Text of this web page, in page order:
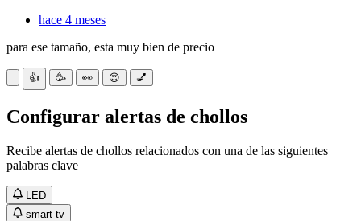
hace 4 meses
para ese tamaño, esta muy bien de precio
👍 🥳 👀 😍 💅
Configurar alertas de chollos
Recibe alertas de chollos relacionados con una de las siguientes
palabras clave
LED
smart tv